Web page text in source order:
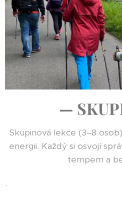
—
Skupinová lekce (3–8
energii. Každý si osvojí
tempem a
.